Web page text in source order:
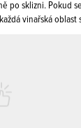
po sklizni. Pokud
vinařská